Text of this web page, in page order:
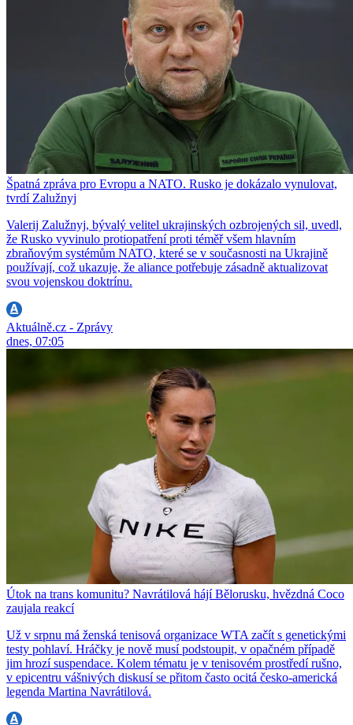
Špatná zpráva pro Evropu a NATO. Rusko je dokázalo vynulovat,
tvrdí Zalužnyj
Valerij Zalužnyj, bývalý velitel ukrajinských ozbrojených sil, uvedl,
že Rusko vyvinulo protiopatření proti téměř všem hlavním
zbraňovým systémům NATO, které se v současnosti na Ukrajině
používají, což ukazuje, že aliance potřebuje zásadně aktualizovat
svou vojenskou doktrínu.
Aktuálně.cz - Zprávy
dnes, 07:05
Útok na trans komunitu? Navrátilová hájí Bělorusku, hvězdná Coco
zaujala reakcí
Už v srpnu má ženská tenisová organizace WTA začít s genetickými
testy pohlaví. Hráčky je nově musí podstoupit, v opačném případě
jim hrozí suspendace. Kolem tématu je v tenisovém prostředí rušno,
v epicentru vášnivých diskusí se přitom často ocitá česko-americká
legenda Martina Navrátilová.